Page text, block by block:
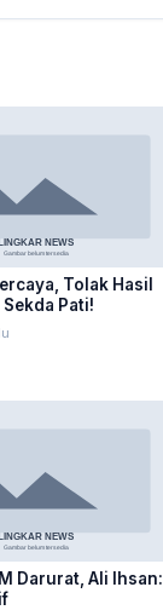
Tolak Hasil
Pati!
Darurat, Ali Ihsan: